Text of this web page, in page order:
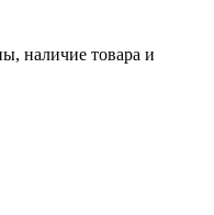
наличие товара и